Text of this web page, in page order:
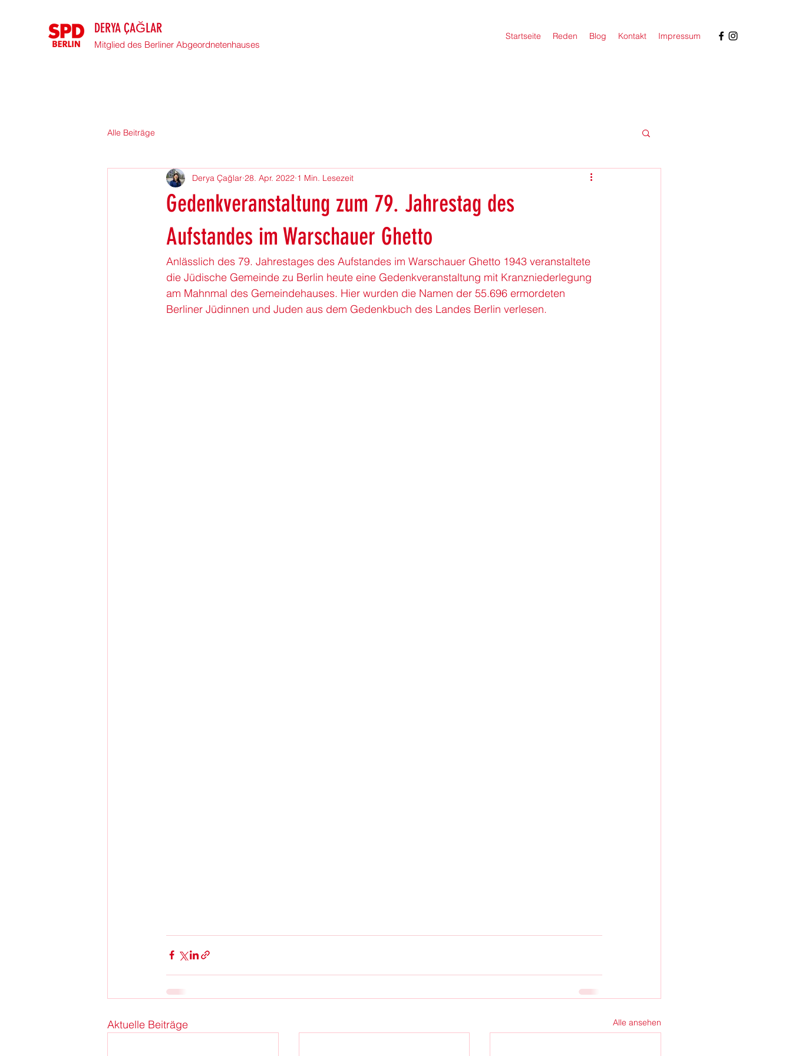
DERYA ÇAĞLAR
Mitglied des Berliner Abgeordnetenhauses
Startseite Reden Blog Kontakt Impressum
Alle Beiträge
Gedenkveranstaltung zum 79. Jahrestag des
Aufstandes im Warschauer Ghetto
Derya Çağlar 28. Apr. 2022 1 Min. Lesezeit
Anlässlich des 79. Jahrestages des Aufstandes im Warschauer Ghetto 1943 veranstaltete
die Jüdische Gemeinde zu Berlin heute eine Gedenkveranstaltung mit Kranzniederlegung
am Mahnmal des Gemeindehauses. Hier wurden die Namen der 55.696 ermordeten
Berliner Jüdinnen und Juden aus dem Gedenkbuch des Landes Berlin verlesen.
Aktuelle Beiträge Alle ansehen